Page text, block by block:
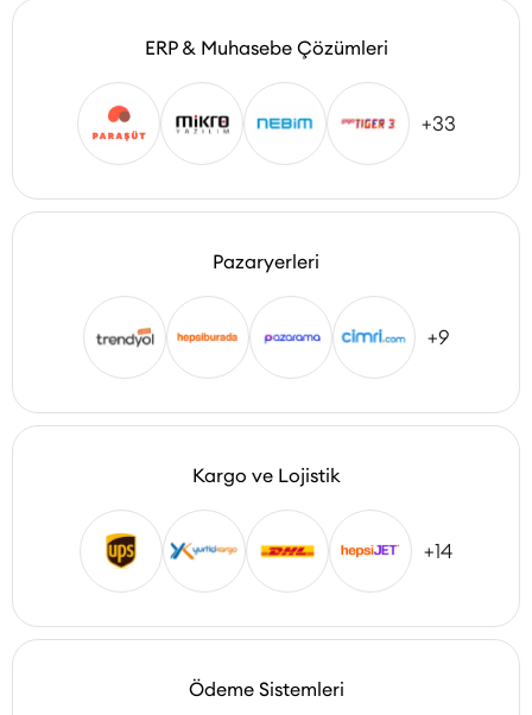
ERP & Muhasebe Çözümleri
+33
Pazaryerleri
+9
Kargo ve Lojistik
+14
Ödeme Sistemleri